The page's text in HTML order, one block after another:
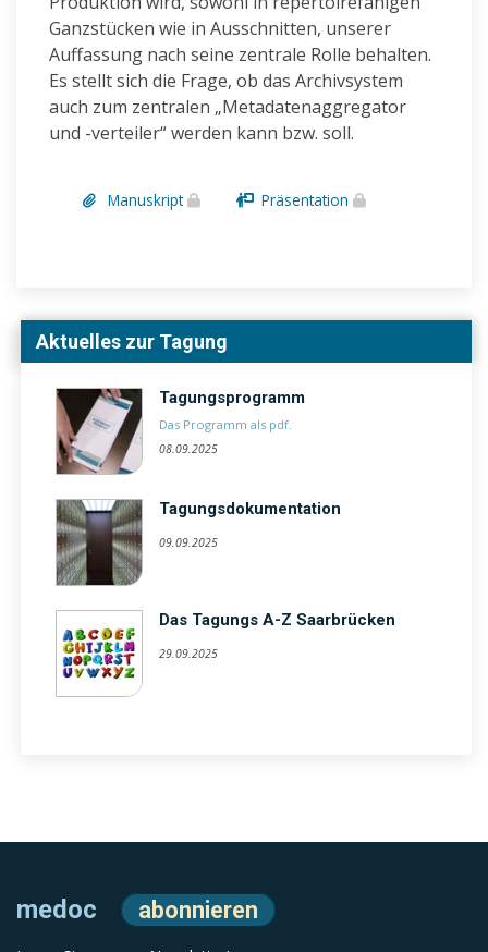
Ganzstücken wie in Ausschnitten, unserer
Auffassung nach seine zentrale Rolle behalten.
Es stellt sich die Frage, ob das Archivsystem
auch zum zentralen „Metadatenaggregator
und -verteiler“ werden kann bzw. soll.
Manuskript Präsentation
Aktuelles zur Tagung
Tagungsprogramm
Das Programm als pdf.
08.09.2025
Tagungsdokumentation
09.09.2025
Das Tagungs A-Z Saarbrücken
29.09.2025
medoc abonnieren